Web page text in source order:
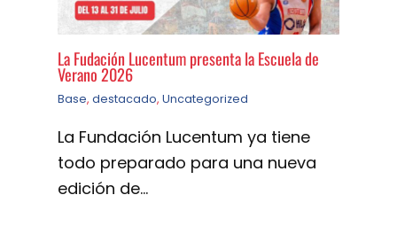
La Fudación Lucentum presenta la Escuela de
Verano 2026
Base, destacado, Uncategorized
La Fundación Lucentum ya tiene
todo preparado para una nueva
edición de…